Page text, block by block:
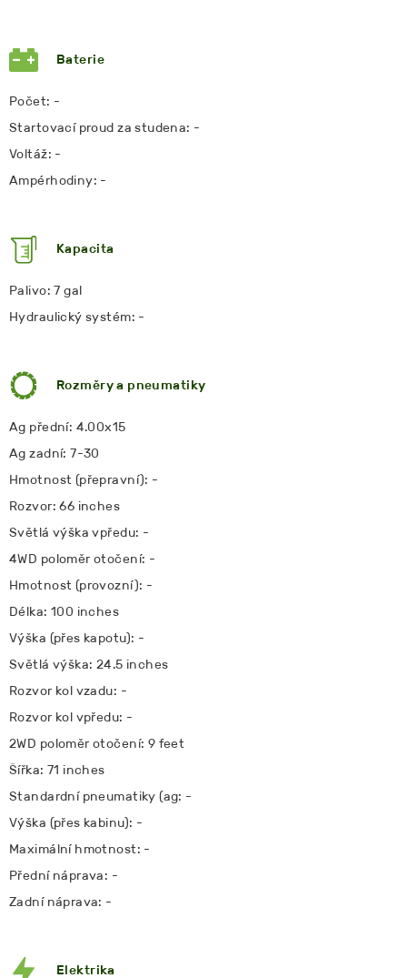
Baterie
Počet: -
Startovací proud za studena: -
Voltáž: -
Ampérhodiny: -
Kapacita
Palivo: 7 gal
Hydraulický systém: -
Rozměry a pneumatiky
Ag přední: 4.00x15
Ag zadní: 7-30
Hmotnost (přepravní): -
Rozvor: 66 inches
Světlá výška vpředu: -
4WD poloměr otočení: -
Hmotnost (provozní): -
Délka: 100 inches
Výška (přes kapotu): -
Světlá výška: 24.5 inches
Rozvor kol vzadu: -
Rozvor kol vpředu: -
2WD poloměr otočení: 9 feet
Šířka: 71 inches
Standardní pneumatiky (ag: -
Výška (přes kabinu): -
Maximální hmotnost: -
Přední náprava: -
Zadní náprava: -
Elektrika